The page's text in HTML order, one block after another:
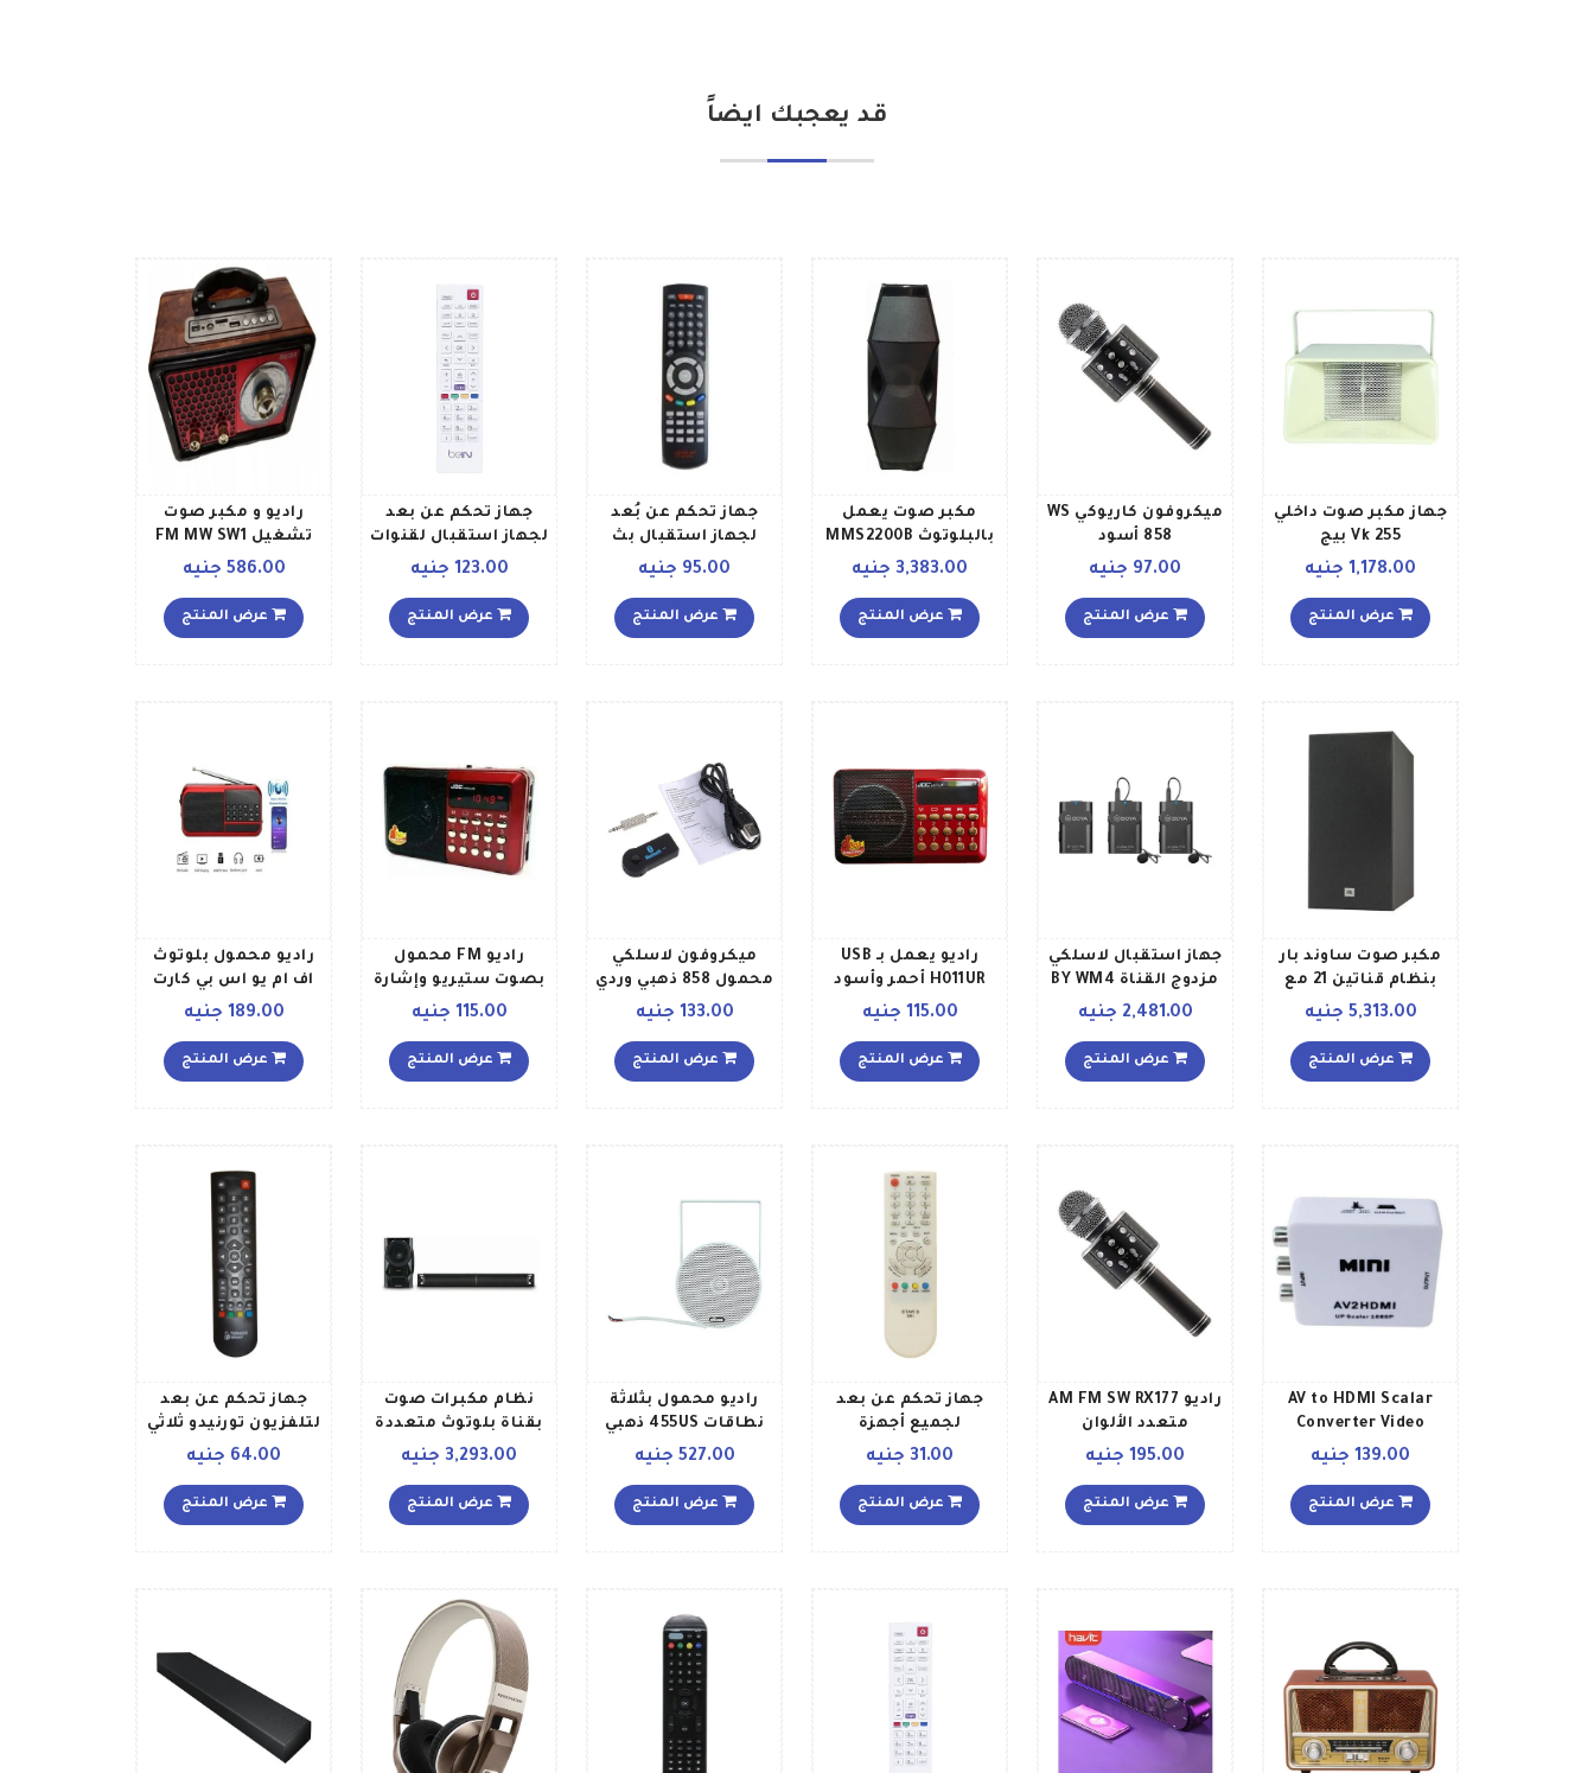
قد يعجبك ايضاً
جهاز مكبر صوت داخلي
Vk 255 بيج
1,178.00 جنيه
عرض المنتج
ميكروفون كاريوكي WS
858 أسود
97.00 جنيه
عرض المنتج
مكبر صوت يعمل
بالبلوتوث MMS2200B
أسود
3,383.00 جنيه
عرض المنتج
جهاز تحكم عن بُعد
لجهاز استقبال بث
الأقمار الصناعية
الوضوح أسود
95.00 جنيه
عرض المنتج
جهاز تحكم عن بعد
لجهاز استقبال لقنوات
رياضية Bein أبيض
123.00 جنيه
عرض المنتج
راديو و مكبر صوت
تشغيل FM MW SW1
SW2 USB SD
586.00 جنيه
عرض المنتج
مكبر صوت ساوند بار
بنظام قناتين 21 مع
جهاز صب ووفر لاسلكي
5,313.00 جنيه
عرض المنتج
جهاز استقبال لاسلكي
مزدوج القناة BY WM4
Pro K2 أسودفضي
2,481.00 جنيه
عرض المنتج
راديو يعمل بـ USB
H011UR أحمر وأسود
115.00 جنيه
عرض المنتج
ميكروفون لاسلكي
محمول 858 ذهبي وردي
133.00 جنيه
عرض المنتج
راديو FM محمول
بصوت ستيريو وإشارة
نقية وقوية وسهلة
ومكبّر صوت
2724767761087H011UR
115.00 جنيه
عرض المنتج
راديو محمول بلوتوث
اف ام يو اس بي كارت
ميموري وكشاف صغير
189.00 جنيه
عرض المنتج
AV to HDMI Scalar
Converter Video
Composite Adapter
139.00 جنيه
عرض المنتج
راديو AM FM SW RX177
متعدد الألوان
195.00 جنيه
عرض المنتج
جهاز تحكم عن بعد
لجميع أجهزة
الاستقبال الصينية
31.00 جنيه
عرض المنتج
راديو محمول بثلاثة
نطاقات 455US ذهبي
أسود
527.00 جنيه
عرض المنتج
نظام مكبرات صوت
بقناة بلوتوث متعددة
الوسائط MMS2160B3,293.00 جنيه
عرض المنتج
جهاز تحكم عن بعد
لتلفزيون تورنيدو ثلاثي
الأبعاد tor81 64.00 جنيه
عرض المنتج